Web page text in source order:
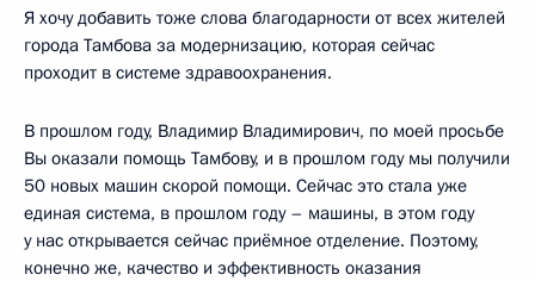
Я хочу добавить тоже слова благодарности от всех жителей
города Тамбова за модернизацию, которая сейчас
проходит в системе здравоохранения.
В прошлом году, Владимир Владимирович, по моей просьбе
Вы оказали помощь Тамбову, и в прошлом году мы получили
50 новых машин скорой помощи. Сейчас это стала уже
единая система, в прошлом году – машины, в этом году
у нас открывается сейчас приёмное отделение. Поэтому,
конечно же, качество и эффективность оказания